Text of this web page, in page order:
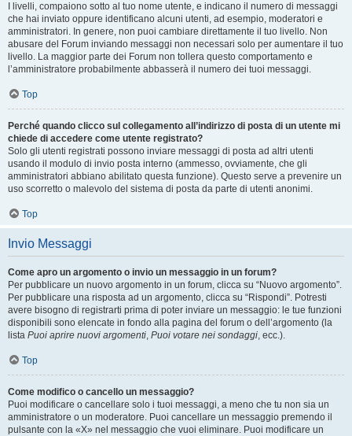
I livelli, compaiono sotto al tuo nome utente, e indicano il numero di messaggi
che hai inviato oppure identificano alcuni utenti, ad esempio, moderatori e
amministratori. In genere, non puoi cambiare direttamente il tuo livello. Non
abusare del Forum inviando messaggi non necessari solo per aumentare il tuo
livello. La maggior parte dei Forum non tollera questo comportamento e
l’amministratore probabilmente abbasserà il numero dei tuoi messaggi.
Top
Perché quando clicco sul collegamento all’indirizzo di posta di un utente mi
chiede di accedere come utente registrato?
Solo gli utenti registrati possono inviare messaggi di posta ad altri utenti
usando il modulo di invio posta interno (ammesso, ovviamente, che gli
amministratori abbiano abilitato questa funzione). Questo serve a prevenire un
uso scorretto o malevolo del sistema di posta da parte di utenti anonimi.
Top
Invio Messaggi
Come apro un argomento o invio un messaggio in un forum?
Per pubblicare un nuovo argomento in un forum, clicca su “Nuovo argomento”.
Per pubblicare una risposta ad un argomento, clicca su “Rispondi”. Potresti
avere bisogno di registrarti prima di poter inviare un messaggio: le tue funzioni
disponibili sono elencate in fondo alla pagina del forum o dell’argomento (la
lista Puoi aprire nuovi argomenti, Puoi votare nei sondaggi, ecc.).
Top
Come modifico o cancello un messaggio?
Puoi modificare o cancellare solo i tuoi messaggi, a meno che tu non sia un
amministratore o un moderatore. Puoi cancellare un messaggio premendo il
pulsante con la «X» nel messaggio che vuoi eliminare. Puoi modificare un